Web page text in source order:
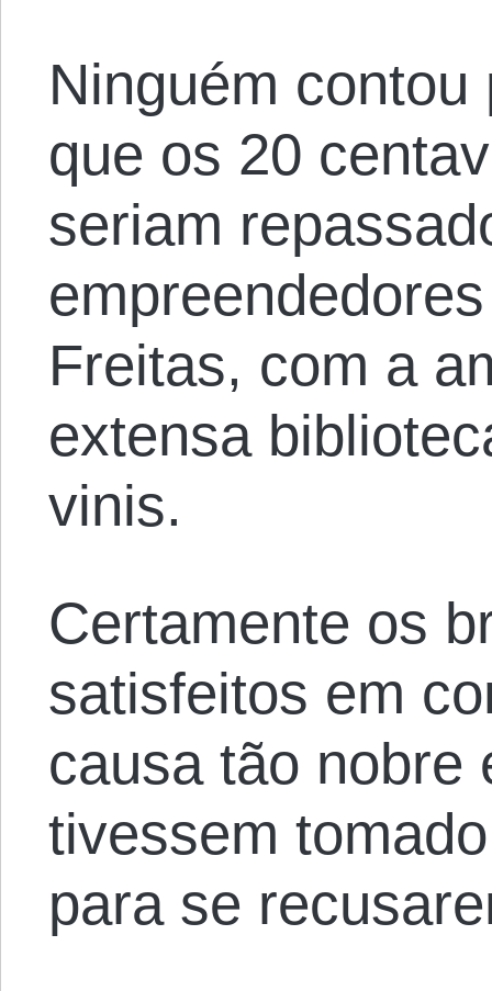
Ninguém
que os 20
seriam
Freitas, com a
extensa
vinis.
Certamente os
satisfeitos em
causa tão nobre
tivessem
para se